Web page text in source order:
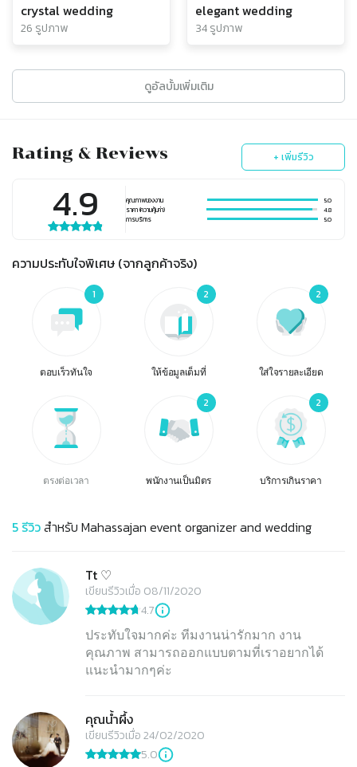
crystal wedding
26 รูปภาพ
elegant wedding
34 รูปภาพ
ดูอัลบั้มเพิ่มเติม
Rating & Reviews + เพิ่มรีวิว
4.9 คุณภาพของงาน
5.0
ราคา (ความคุ้มค่า)
4.8
การบริการ
5.0
ความประทับใจพิเศษ (จากลูกค้าจริง)
1
ตอบเร็วทันใจ
2
ให้ข้อมูลเต็มที่
2
ใส่ใจรายละเอียด
ตรงต่อเวลา
2
พนักงานเป็นมิตร
2
บริการเกินราคา
5รีวิวสำหรับ Mahassajan event organizer and wedding
Tt ♡
เขียนรีวิวเมื่อ 08/11/2020
4.7
ประทับใจมากค่ะ ทีมงานน่ารักมาก งาน
คุณภาพ สามารถออกแบบตามที่เราอยากได้
แนะนำมากๆค่ะ
คุณน้ำผึ้ง
เขียนรีวิวเมื่อ 24/02/2020
5.0